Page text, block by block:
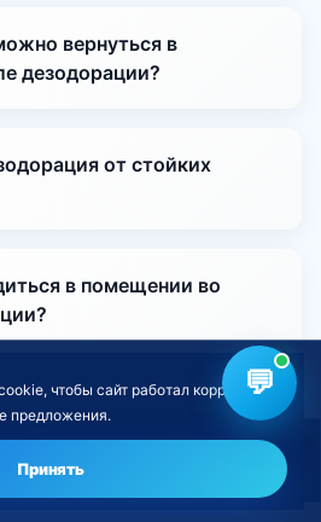
вернуться в
дезодорации?
от стойких
в помещении во
в мой район?
помещение к визитуОставить заявку
чтобы сайт работал корректно
предложения.
Принять
💬